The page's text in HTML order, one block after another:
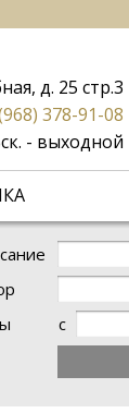
д. 25 стр.3
378-91-08
- выходной
с